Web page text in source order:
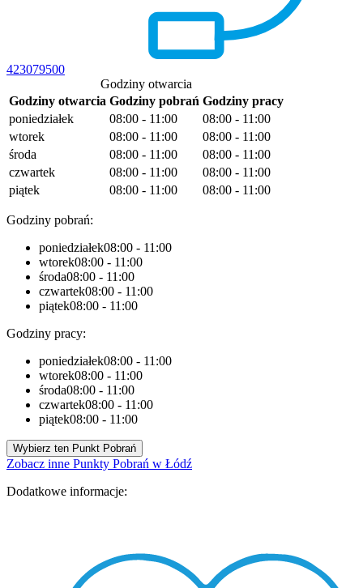
423079500
Godziny otwarcia
Godziny otwarcia Godziny pobrań Godziny pracy
poniedziałek
08:00 - 11:00
08:00 - 11:00
wtorek
08:00 - 11:00
08:00 - 11:00
środa
08:00 - 11:00
08:00 - 11:00
czwartek
08:00 - 11:00
08:00 - 11:00
piątek
08:00 - 11:00 08:00 - 11:00
Godziny pobrań:
poniedziałek08:00 - 11:00
wtorek08:00 - 11:00
środa08:00 - 11:00
czwartek08:00 - 11:00
piątek08:00 - 11:00
Godziny pracy:
poniedziałek08:00 - 11:00
wtorek08:00 - 11:00
środa08:00 - 11:00
czwartek08:00 - 11:00
piątek08:00 - 11:00
Wybierz ten Punkt Pobrań
Zobacz inne Punkty Pobrań w Łódź
Dodatkowe informacje: